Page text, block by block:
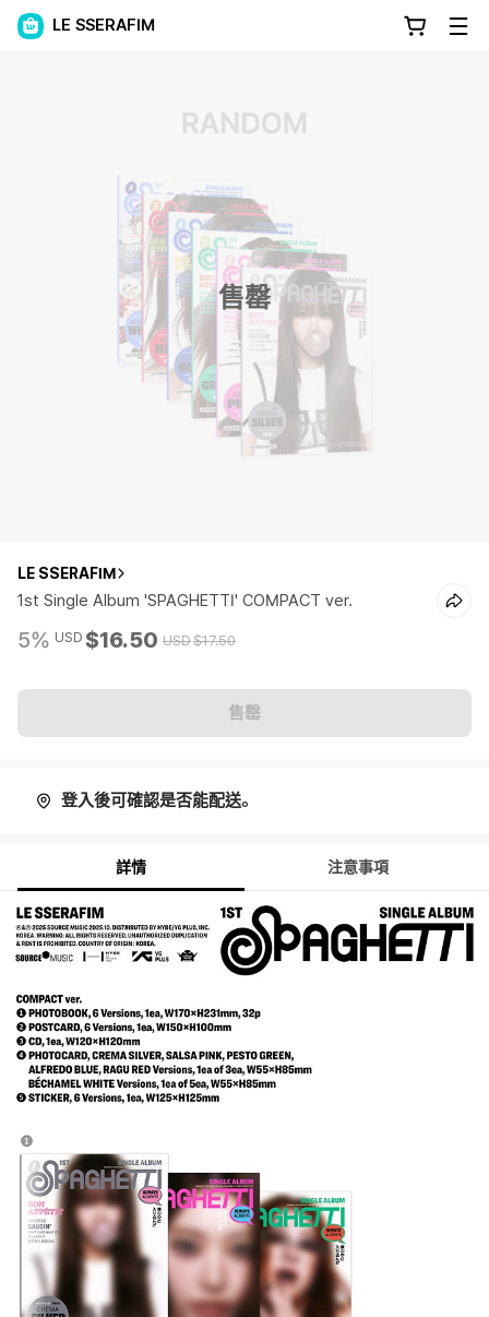
LE SSERAFIM
售罄
LE SSERAFIM
1st Single Album 'SPAGHETTI' COMPACT ver.
5% USD $16.50 USD$17.50
售罄
登入後可確認是否能配送。
詳情 注意事項